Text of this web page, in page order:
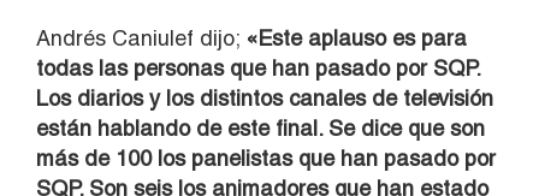
Andrés Caniulef dijo; «Este aplauso es para
todas las personas que han pasado por SQP.
Los diarios y los distintos canales de televisión
están hablando de este final. Se dice que son
más de 100 los panelistas que han pasado por
SQP. Son seis los animadores que han estado